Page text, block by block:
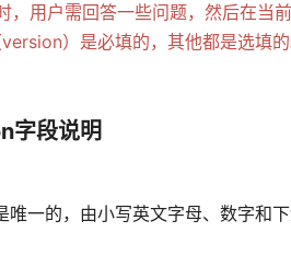
，用户需回答一些问题，然后在当
）是必填的，其他都是选填的
段说明
唯一的，由小写英文字母、数字和